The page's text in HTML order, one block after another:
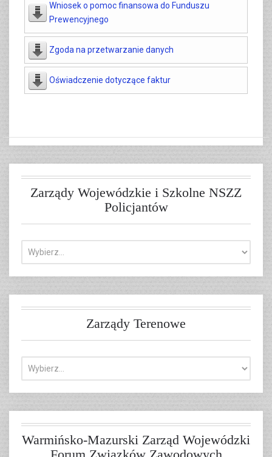
Wniosek o pomoc finansowa do Funduszu
Prewencyjnego
Zgoda na przetwarzanie danych
Oświadczenie dotyczące faktur
Zarządy Wojewódzkie i Szkolne NSZZ
Policjantów
Zarządy Terenowe
Warmińsko-Mazurski Zarząd Wojewódzki